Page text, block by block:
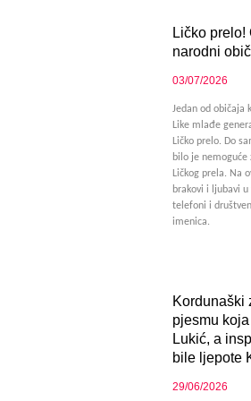
Ličko prelo!
narodni
03/07/2026
Jedan od običaja
Like mlađe
Ličko prelo. Do
bilo je
Ličkog prela. Na
brakovi i ljubavi
telefoni i
imenica.
Kordunaški
pjesmu
Lukić, a
bile ljepote
29/06/2026